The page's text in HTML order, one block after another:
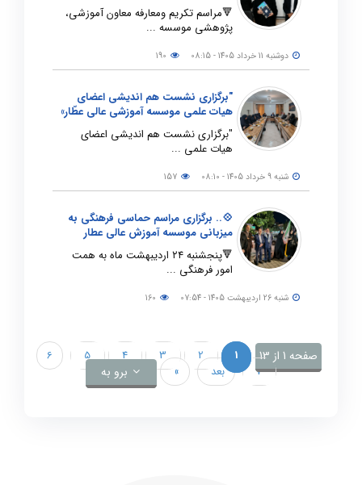
🔻مراسم تکریم ومعارفه معاون آموزشی،
پژوهشی موسسه ...
دوشنبه 11 خرداد 1405 - 08:15
"برگزاری نشست هم اندیشی اعضای
هیات علمی موسسه آموزشی عالی عطّار»
"برگزاری نشست هم اندیشی اعضای
هیات علمی ...
شنبه 9 خرداد 1405 - 08:10
💠.. برگزاری مراسم حماسی فرهنگی به
میزبانی موسسه آموزش عالی عطار
🔻پنجشنبه ۲۴ اردیبهشت ماه به همت
امور فرهنگی ...
شنبه 26 اردیبهشت 1405 - 07:54
صفحه 1 از 13 2
3
4
5
6
7
بعد » برو به